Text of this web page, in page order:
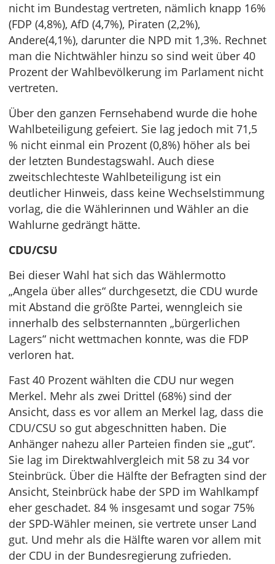
nicht im Bundestag vertreten, nämlich knapp 16%
(FDP (4,8%), AfD (4,7%), Piraten (2,2%),
Andere(4,1%), darunter die NPD mit 1,3%. Rechnet
man die Nichtwähler hinzu so sind weit über 40
Prozent der Wahlbevölkerung im Parlament nicht
vertreten.
Über den ganzen Fernsehabend wurde die hohe
Wahlbeteiligung gefeiert. Sie lag jedoch mit 71,5
% nicht einmal ein Prozent (0,8%) höher als bei
der letzten Bundestagswahl. Auch diese
zweitschlechteste Wahlbeteiligung ist ein
deutlicher Hinweis, dass keine Wechselstimmung
vorlag, die die Wählerinnen und Wähler an die
Wahlurne gedrängt hätte.
CDU/CSU
Bei dieser Wahl hat sich das Wählermotto
„Angela über alles“ durchgesetzt, die CDU wurde
mit Abstand die größte Partei, wenngleich sie
innerhalb des selbsternannten „bürgerlichen
Lagers“ nicht wettmachen konnte, was die FDP
verloren hat.
Fast 40 Prozent wählten die CDU nur wegen
Merkel. Mehr als zwei Drittel (68%) sind der
Ansicht, dass es vor allem an Merkel lag, dass die
CDU/CSU so gut abgeschnitten haben. Die
Anhänger nahezu aller Parteien finden sie „gut“.
Sie lag im Direktwahlvergleich mit 58 zu 34 vor
Steinbrück. Über die Hälfte der Befragten sind der
Ansicht, Steinbrück habe der SPD im Wahlkampf
eher geschadet. 84 % insgesamt und sogar 75%
der SPD-Wähler meinen, sie vertrete unser Land
gut. Und mehr als die Hälfte waren vor allem mit
der CDU in der Bundesregierung zufrieden.